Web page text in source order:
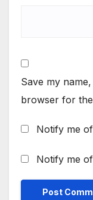
Save my
browser for
Notify me
Notify me